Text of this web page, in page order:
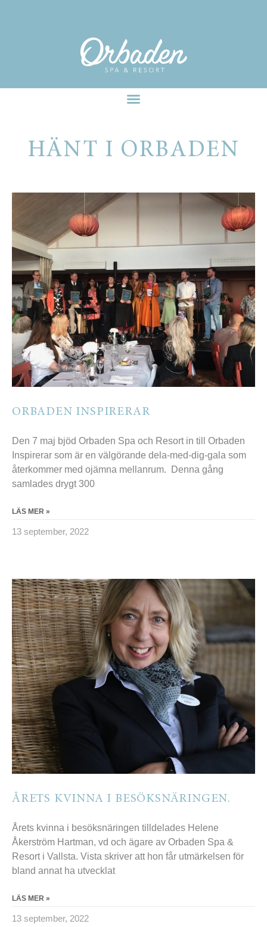
HÄNT I ORBADEN
ORBADEN INSPIRERAR
Den 7 maj bjöd Orbaden Spa och Resort in till Orbaden
Inspirerar som är en välgörande dela-med-dig-gala som
återkommer med ojämna mellanrum. Denna gång
samlades drygt 300
LÄS MER »
13 september, 2022
ÅRETS KVINNA I BESÖKSNÄRINGEN.
Årets kvinna i besöksnäringen tilldelades Helene
Åkerström Hartman, vd och ägare av Orbaden Spa &
Resort i Vallsta. Vista skriver att hon får utmärkelsen för
bland annat ha utvecklat
LÄS MER »
13 september, 2022